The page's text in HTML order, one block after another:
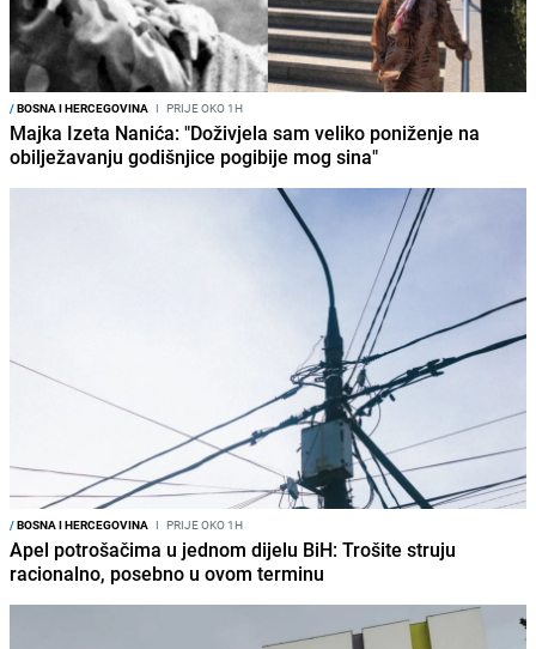
/BOSNA I HERCEGOVINA I PRIJE OKO 1H
Majka Izeta Nanića: "Doživjela sam veliko poniženje na
obilježavanju godišnjice pogibije mog sina"
/BOSNA I HERCEGOVINA I PRIJE OKO 1H
Apel potrošačima u jednom dijelu BiH: Trošite struju
racionalno, posebno u ovom terminu